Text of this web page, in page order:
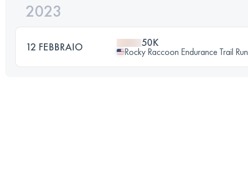
2023
12 FEBBRAIO 50K
Rocky Raccoon Endurance Trail Run